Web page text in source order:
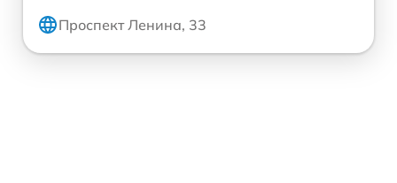
Проспект Ленина, 33